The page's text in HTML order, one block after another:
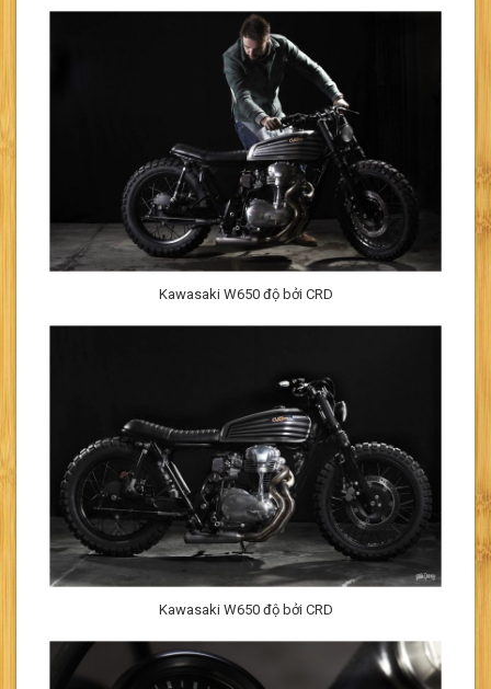
Kawasaki W650 độ bởi CRD
Kawasaki W650 độ bởi CRD